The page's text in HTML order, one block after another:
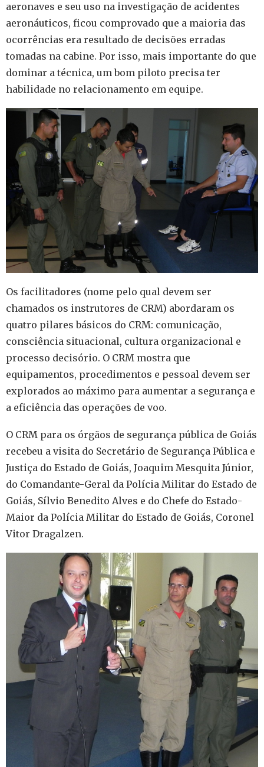
aeronaves e seu uso na investigação de acidentes
aeronáuticos, ficou comprovado que a maioria das
ocorrências era resultado de decisões erradas
tomadas na cabine. Por isso, mais importante do que
dominar a técnica, um bom piloto precisa ter
habilidade no relacionamento em equipe.
Os facilitadores (nome pelo qual devem ser
chamados os instrutores de CRM) abordaram os
quatro pilares básicos do CRM: comunicação,
consciência situacional, cultura organizacional e
processo decisório. O CRM mostra que
equipamentos, procedimentos e pessoal devem ser
explorados ao máximo para aumentar a segurança e
a eficiência das operações de voo.
O CRM para os órgãos de segurança pública de Goiás
recebeu a visita do Secretário de Segurança Pública e
Justiça do Estado de Goiás, Joaquim Mesquita Júnior,
do Comandante-Geral da Polícia Militar do Estado de
Goiás, Sílvio Benedito Alves e do Chefe do Estado-
Maior da Polícia Militar do Estado de Goiás, Coronel
Vitor Dragalzen.